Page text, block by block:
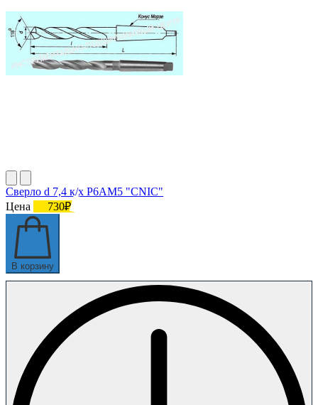
Сверло d 7,4 к/х Р6АМ5 "CNIC"
Цена
730₽
В корзину